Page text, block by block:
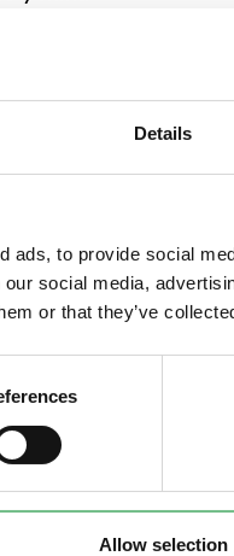
Details
ads, to provide social
social media,
or that they’ve
Allow selection
avancerade
att bli den ledande
av E-PBF-
till 2030.
för dem att driva